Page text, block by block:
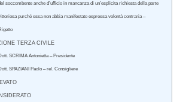
soccombente anche d’ufficio in mancanza di un’esplicita richiesta della parte
purché essa non abbia manifestato espressa volontà contraria –
TERZA CIVILE
SCRIMA Antonietta – Presidente
SPAZIANI Paolo – rel. Consigliere